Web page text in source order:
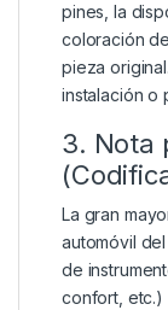
pines, la
coloración
pieza
instalación o
3. Nota
La gran
automóvil
de
confort, etc.)